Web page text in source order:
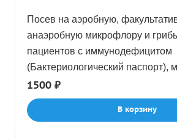
Посев на аэробную,
анаэробную микрофлору и
пациентов с иммунодефицитом
(Бактериологический паспорт),
влагалища
1500 ₽
В корзину